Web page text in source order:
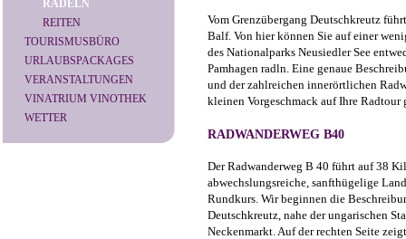
RADELN
REITEN
TOURISMUSBÜRO
URLAUBSPACKAGES
VERANSTALTUNGEN
VINATRIUM VINOTHEK
WETTER
Vom Grenzübergang Deutschkreutz
Balf. Von hier können Sie auf einer
des Nationalparks Neusiedler See
Pamhagen radln. Eine genaue
und der zahlreichen innerörtlichen
kleinen Vorgeschmack auf Ihre Radtour
RADWANDERWEG B40
Der Radwanderweg B 40 führt auf 38
abwechslungsreiche, sanfthügelige
Rundkurs. Wir beginnen die
Deutschkreutz, nahe der ungarischen
Neckenmarkt. Auf der rechten Seite